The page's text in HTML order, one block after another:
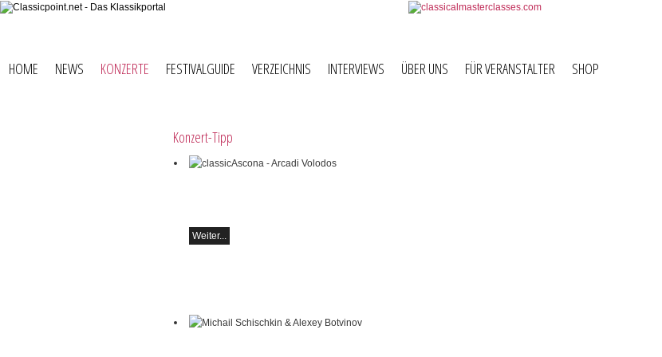
HOME NEWS KONZERTE FESTIVALGUIDE VERZEICHNIS INTERVIEWS ÜBER UNS FÜR VERANSTALTER SHOP
Konzert-Tipp
Weiter...